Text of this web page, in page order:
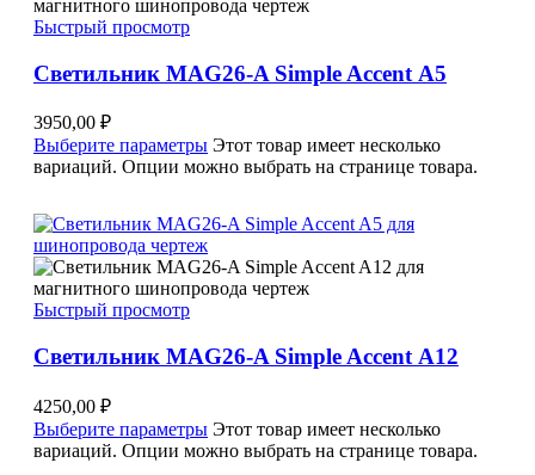
Быстрый просмотр
Светильник MAG26-A Simple Accent A5
3950,00 ₽
Выберите параметры Этот товар имеет несколько
вариаций. Опции можно выбрать на странице товара.
Быстрый просмотр
Светильник MAG26-A Simple Accent A12
4250,00 ₽
Выберите параметры Этот товар имеет несколько
вариаций. Опции можно выбрать на странице товара.